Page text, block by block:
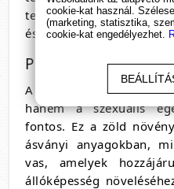
teljesítményében.
és íze még vonzóbbá
Petrezselyem
A petrezselyem
hanem a szexuális
fontos. Ez a zöld
ásványi anyagokban,
vas, amelyek
állóképesség
cookie-kat használ.
(marketing, statisztika,
cookie-kat engedélyezhet.